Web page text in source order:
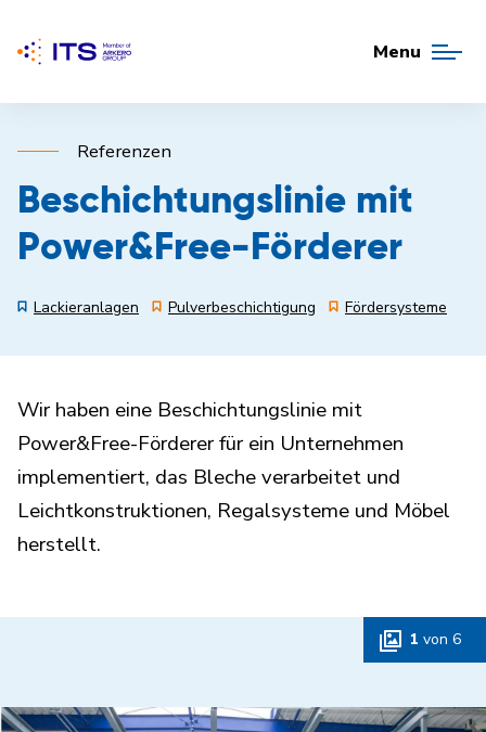
Menu
Referenzen
Beschichtungslinie mit
Power&Free-Förderer
Lackieranlagen Pulverbeschichtigung Fördersysteme
Wir haben eine Beschichtungslinie mit
Power&Free-Förderer für ein Unternehmen
implementiert, das Bleche verarbeitet und
Leichtkonstruktionen, Regalsysteme und Möbel
herstellt.
1 von 6